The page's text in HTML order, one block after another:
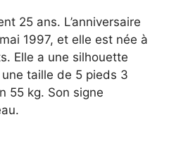
25 ans. L’anniversaire
1997, et elle est née à
Elle a une silhouette
taille de 5 pieds 3
55 kg. Son signe